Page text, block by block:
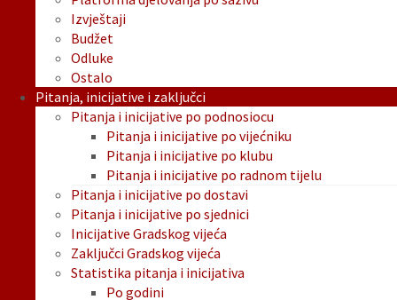
Izvještaji
Budžet
Odluke
Ostalo
Pitanja, inicijative i zaključci
Pitanja i inicijative po podnosiocu
Pitanja i inicijative po vijećniku
Pitanja i inicijative po klubu
Pitanja i inicijative po radnom tijelu
Pitanja i inicijative po dostavi
Pitanja i inicijative po sjednici
Inicijative Gradskog vijeća
Zaključci Gradskog vijeća
Statistika pitanja i inicijativa
Po godini